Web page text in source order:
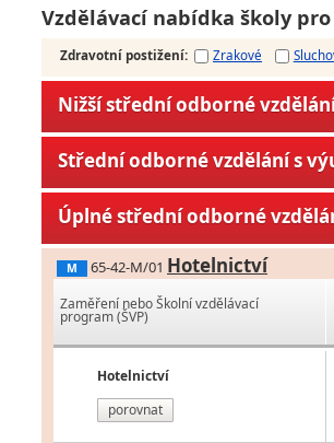
Vzdělávací nabídka školy
Zdravotní postižení: Zrakové
Nižší střední odborné
Střední odborné vzdělání s
Úplné střední odborné
M 65-42-M/01 Hotelnictví
Zaměření nebo Školní vzdělávací
program (ŠVP)
Hotelnictví
porovnat